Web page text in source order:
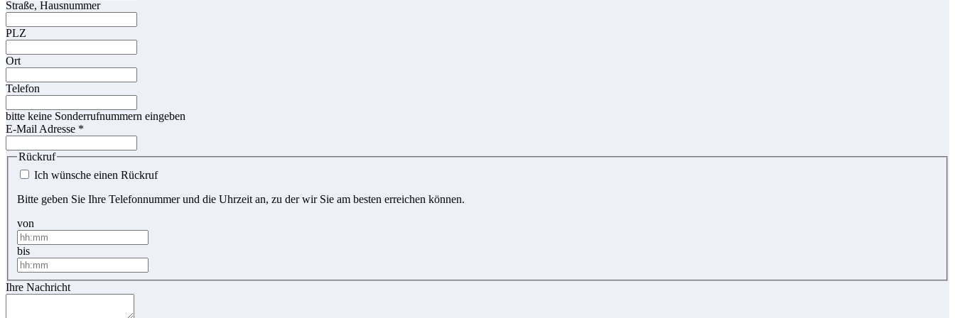
Straße, Hausnummer
PLZ
Ort
Telefon
bitte keine Sonderrufnummern eingeben
E-Mail Adresse *
Rückruf
Ich wünsche einen Rückruf
Bitte geben Sie Ihre Telefonnummer und die Uhrzeit an, zu der wir Sie am besten erreichen können.
von
bis
Ihre Nachricht